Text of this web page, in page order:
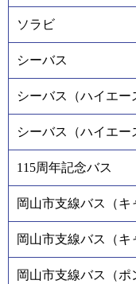
ソラビ
シーバス
シーバス（ハイエー
シーバス（ハイエ
115周年記念バス
岡山市支線バス（キ
岡山市支線バス（
岡山市支線バス（ポ